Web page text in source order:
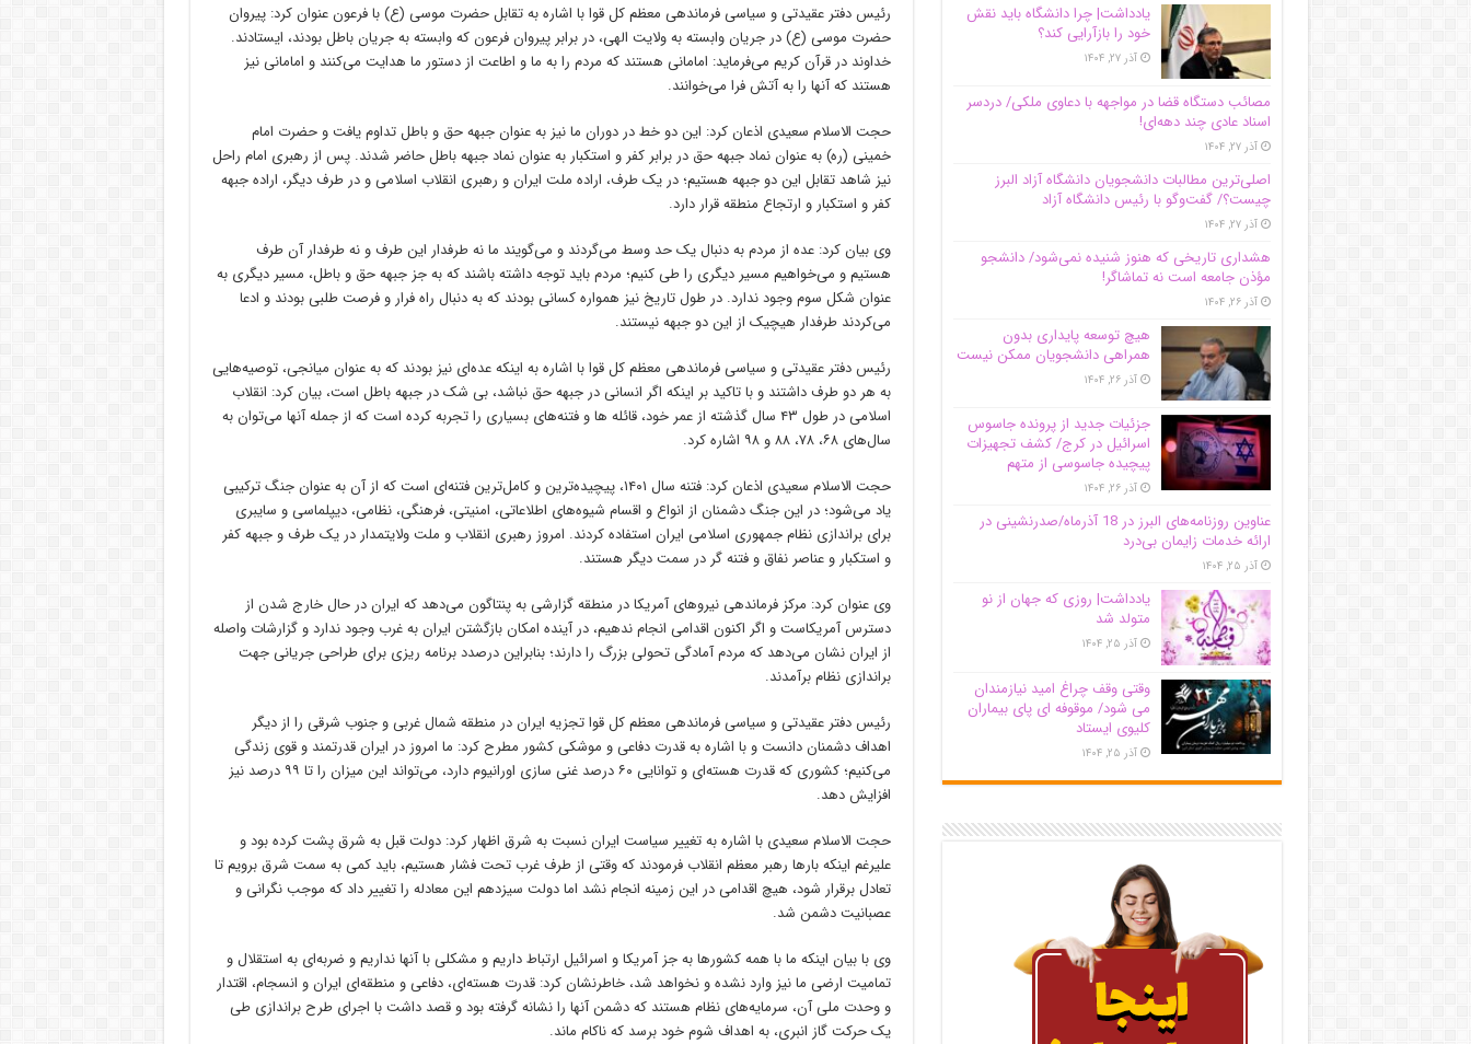
رئیس دفتر عقیدتی و سیاسی فرماندهی معظم کل قوا با اشاره به تقابل حضرت موسی (ع) با فرعون عنوان کرد: پیروان
حضرت موسی (ع) در جریان وابسته به ولایت الهی، در برابر پیروان فرعون که وابسته به جریان باطل بودند، ایستادند.
خداوند در قرآن کریم می‌فرماید: امامانی هستند که مردم را به ما و اطاعت از دستور ما هدایت می‌کنند و امامانی نیز
هستند که آنها را به آتش فرا می‌خوانند.
حجت الاسلام سعیدی اذعان کرد: این دو خط در دوران ما نیز به عنوان جبهه حق و باطل تداوم یافت و حضرت امام
خمینی (ره) به عنوان نماد جبهه حق در برابر کفر و استکبار به عنوان نماد جبهه باطل حاضر شدند. پس از رهبری امام راحل
نیز شاهد تقابل این دو جبهه هستیم؛ در یک طرف، اراده ملت ایران و رهبری انقلاب اسلامی و در طرف دیگر، اراده جبهه
کفر و استکبار و ارتجاع منطقه قرار دارد.
وی بیان کرد: عده از مردم به دنبال یک حد وسط می‌گردند و می‌گویند ما نه طرفدار این طرف و نه طرفدار آن طرف
هستیم و می‌خواهیم مسیر دیگری را طی کنیم؛ مردم باید توجه داشته باشند که به جز جبهه حق و باطل، مسیر دیگری به
عنوان شکل سوم وجود ندارد. در طول تاریخ نیز همواره کسانی بودند که به دنبال راه فرار و فرصت طلبی بودند و ادعا
می‌کردند طرفدار هیچیک از این دو جبهه نیستند.
رئیس دفتر عقیدتی و سیاسی فرماندهی معظم کل قوا با اشاره به اینکه عده‌ای نیز بودند که به عنوان میانجی، توصیه‌هایی
به هر دو طرف داشتند و با تاکید بر اینکه اگر انسانی در جبهه حق نباشد، بی شک در جبهه باطل است، بیان کرد: انقلاب
اسلامی در طول ۴۳ سال گذشته از عمر خود، قائله ها و فتنه‌های بسیاری را تجربه کرده است که از جمله آنها می‌توان به
سال‌های ۶۸، ۷۸، ۸۸ و ۹۸ اشاره کرد.
حجت الاسلام سعیدی اذعان کرد: فتنه سال ۱۴۰۱، پیچیده‌ترین و کامل‌ترین فتنه‌ای است که از آن به عنوان جنگ ترکیبی
یاد می‌شود؛ در این جنگ دشمنان از انواع و اقسام شیوه‌های اطلاعاتی، امنیتی، فرهنگی، نظامی، دیپلماسی و سایبری
برای براندازی نظام جمهوری اسلامی ایران استفاده کردند. امروز رهبری انقلاب و ملت ولایتمدار در یک طرف و جبهه کفر
و استکبار و عناصر نفاق و فتنه گر در سمت دیگر هستند.
وی عنوان کرد: مرکز فرماندهی نیروهای آمریکا در منطقه گزارشی به پنتاگون می‌دهد که ایران در حال خارج شدن از
دسترس آمریکاست و اگر اکنون اقدامی انجام ندهیم، در آینده امکان بازگشتن ایران به غرب وجود ندارد و گزارشات واصله
از ایران نشان می‌دهد که مردم آمادگی تحولی بزرگ را دارند؛ بنابراین درصدد برنامه ریزی برای طراحی جریانی جهت
براندازی نظام برآمدند.
رئیس دفتر عقیدتی و سیاسی فرماندهی معظم کل قوا تجزیه ایران در منطقه شمال غربی و جنوب شرقی را از دیگر
اهداف دشمنان دانست و با اشاره به قدرت دفاعی و موشکی کشور مطرح کرد: ما امروز در ایران قدرتمند و قوی زندگی
می‌کنیم؛ کشوری که قدرت هسته‌ای و توانایی ۶۰ درصد غنی سازی اورانیوم دارد، می‌تواند این میزان را تا ۹۹ درصد نیز
افزایش دهد.
حجت الاسلام سعیدی با اشاره به تغییر سیاست ایران نسبت به شرق اظهار کرد: دولت قبل به شرق پشت کرده بود و
علیرغم اینکه بارها رهبر معظم انقلاب فرمودند که وقتی از طرف غرب تحت فشار هستیم، باید کمی به سمت شرق برویم تا
تعادل برقرار شود، هیچ اقدامی در این زمینه انجام نشد اما دولت سیزدهم این معادله را تغییر داد که موجب نگرانی و
عصبانیت دشمن شد.
وی با بیان اینکه ما با همه کشورها به جز آمریکا و اسرائیل ارتباط داریم و مشکلی با آنها نداریم و ضربه‌ای به استقلال و
تمامیت ارضی ما نیز وارد نشده و نخواهد شد، خاطرنشان کرد: قدرت هسته‌ای، دفاعی و منطقه‌ای ایران و انسجام، اقتدار
و وحدت ملی آن، سرمایه‌های نظام هستند که دشمن آنها را نشانه گرفته بود و قصد داشت با اجرای طرح براندازی طی
یک حرکت گاز انبری، به اهداف شوم خود برسد که ناکام ماند.
یادداشت| چرا دانشگاه باید نقش
خود را بازآرایی کند؟
آذر ۲۷, ۱۴۰۴
مصائب دستگاه قضا در مواجهه با دعاوی ملکی/ دردسر
اسناد عادی چند‌ دهه‌ای!
آذر ۲۷, ۱۴۰۴
اصلی‌ترین مطالبات دانشجویان دانشگاه آزاد البرز
چیست؟/ گفت‌وگو با رئیس دانشگاه آز‌اد
آذر ۲۷, ۱۴۰۴
هشداری تاریخی که هنوز شنیده نمی‌شود/ دانشجو
مؤذن جامعه است نه تماشاگر!
آذر ۲۶, ۱۴۰۴
هیچ توسعه پایداری بدون
همراهی دانشجویان ممکن نیست
آذر ۲۶, ۱۴۰۴
جزئیات جدید از پرونده جاسوس
اسرائیل در کرج/‌ کشف تجهیزات
پیچیده جاسوسی از متهم
آذر ۲۶, ۱۴۰۴
عناوین روزنامه‌های البرز در ‌18 آذرماه/صدرنشینی در
ارائه خدمات زایمان بی‌درد
آذر ۲۵, ۱۴۰۴
یادداشت| روزی که جهان از نو
متولد شد
آذر ۲۵, ۱۴۰۴
وقتی وقف چراغ امید نیازمندان
می شود/ موقوفه ای پای بیماران
کلیوی ایستاد
آذر ۲۵, ۱۴۰۴